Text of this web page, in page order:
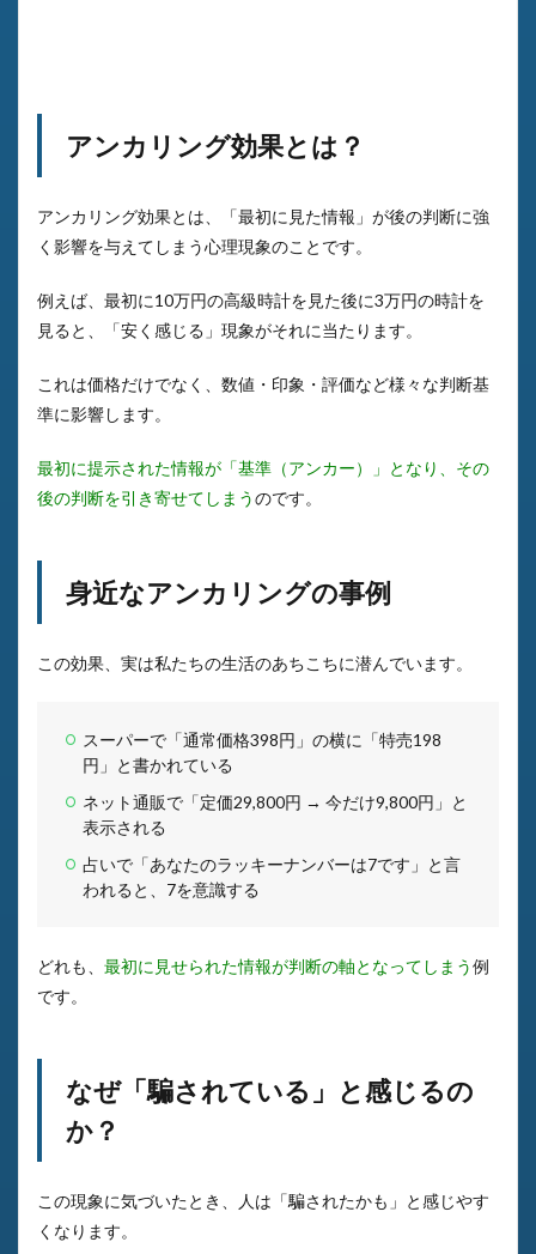
アンカリング効果とは？
アンカリング効果とは、「最初に見た情報」が後の判断に強
く影響を与えてしまう心理現象のことです。
例えば、最初に10万円の高級時計を見た後に3万円の時計を
見ると、「安く感じる」現象がそれに当たります。
これは価格だけでなく、数値・印象・評価など様々な判断基
準に影響します。
最初に提示された情報が「基準（アンカー）」となり、その
後の判断を引き寄せてしまうのです。
身近なアンカリングの事例
この効果、実は私たちの生活のあちこちに潜んでいます。
スーパーで「通常価格398円」の横に「特売198
円」と書かれている
ネット通販で「定価29,800円 → 今だけ9,800円」と
表示される
占いで「あなたのラッキーナンバーは7です」と言
われると、7を意識する
どれも、 最初に見せられた情報が判断の軸となってしまう例
です。
なぜ「騙されている」と感じるの
か？
この現象に気づいたとき、人は「騙されたかも」と感じやす
くなります。